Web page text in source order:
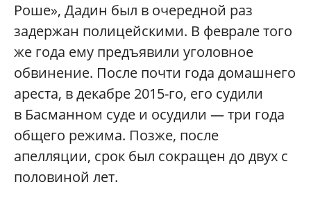
Роше», Дадин был в очередной раз
задержан полицейскими. В феврале того
же года ему предъявили уголовное
обвинение. После почти года домашнего
ареста, в декабре 2015-го, его судили
в Басманном суде и осудили — три года
общего режима. Позже, после
апелляции, срок был сокращен до двух с
половиной лет.